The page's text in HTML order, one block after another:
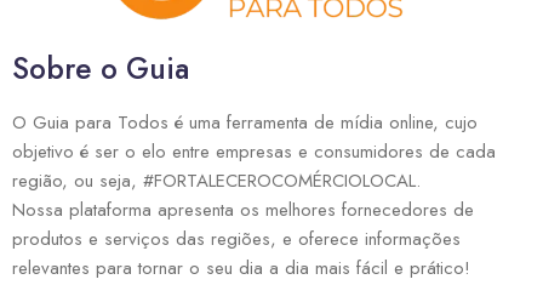
Sobre o Guia
O Guia para Todos é uma ferramenta de mídia online, cujo
objetivo é ser o elo entre empresas e consumidores de cada
região, ou seja, #FORTALECEROCOMÉRCIOLOCAL.
Nossa plataforma apresenta os melhores fornecedores de
produtos e serviços das regiões, e oferece informações
relevantes para tornar o seu dia a dia mais fácil e prático!